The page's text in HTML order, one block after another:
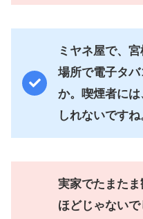
ミヤネ屋で、
場所で電子タ
か。喫煙者に
しれないですね
実家でたまた
ほどじゃない